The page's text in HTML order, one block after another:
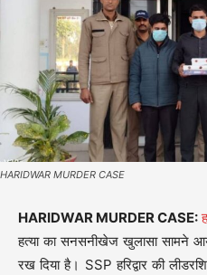
HARIDWAR MURDER CASE
HARIDWAR MURDER CASE:
हत्या का सनसनीखेज खुलासा सामने
रख दिया है। SSP हरिद्वार की